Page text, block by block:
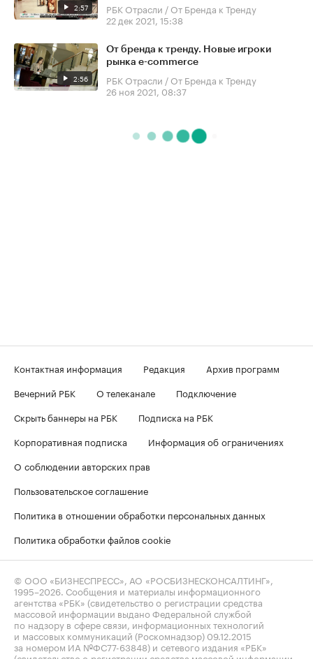
2:57
РБК Отрасли / От Бренда к Тренду
22 дек 2021, 15:38
2:56
От бренда к тренду. Новые игроки
рынка e-commerce
РБК Отрасли / От Бренда к Тренду
26 ноя 2021, 08:37
Контактная информация Редакция
Архив программ
Вечерний РБК
О телеканале
Подключение
Скрыть баннеры на РБК
Подписка на РБК
Корпоративная подписка
Информация об ограничениях
О соблюдении авторских прав
Пользовательское соглашение
Политика в отношении обработки персональных данных
Политика обработки файлов cookie
© ООО «БИЗНЕСПРЕСС», АО «РОСБИЗНЕСКОНСАЛТИНГ»,
1995–2026 . Сообщения и материалы информационного
агентства «РБК» (свидетельство о регистрации средства
массовой информации выдано Федеральной службой
по надзору в сфере связи, информационных технологий
и массовых коммуникаций (Роскомнадзор) 09.12.2015
за номером ИА №ФС77-63848) и сетевого издания «РБК»